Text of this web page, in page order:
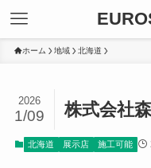
ホーム 地域 北海道
株式会社
2026
1/09
北海道 展示店 施工可能